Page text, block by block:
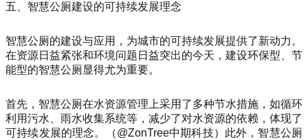
五、智慧公厕建设的可持续发展理念
智慧公厕的建设与应用，为城市的可持续发展提供了新动力。
在资源日益紧张和环境问题日益突出的今天，建设环保型、节
能型的智慧公厕显得尤为重要。
首先，智慧公厕在水资源管理上采用了多种节水措施，如循环
利用污水、雨水收集系统等，减少了对水资源的依赖，体现了
可持续发展的理念。（@ZonTree中期科技）此外，智慧公厕